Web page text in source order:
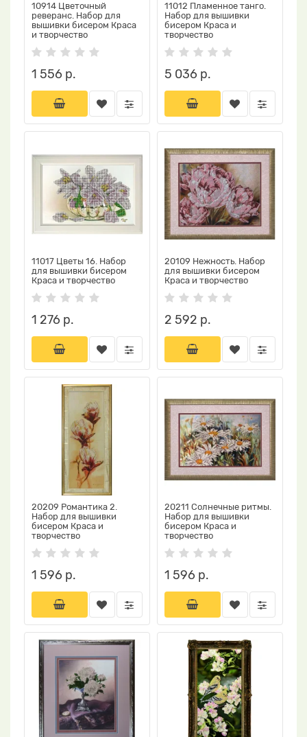
10914 Цветочный
реверанс. Набор для
вышивки бисером Краса
и творчество
1 556 р.
11012 Пламенное танго.
Набор для вышивки
бисером Краса и
творчество
5 036 р.
11017 Цветы 16. Набор
для вышивки бисером
Краса и творчество
1 276 р.
20109 Нежность. Набор
для вышивки бисером
Краса и творчество
2 592 р.
20209 Романтика 2.
Набор для вышивки
бисером Краса и
творчество
1 596 р.
20211 Солнечные ритмы.
Набор для вышивки
бисером Краса и
творчество
1 596 р.